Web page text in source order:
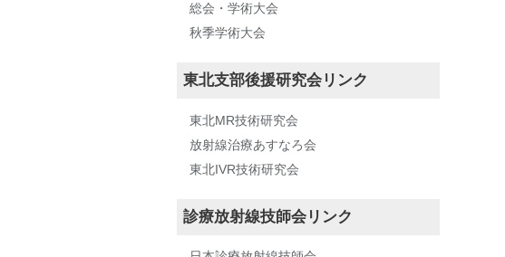
総会・学術大会
秋季学術大会
東北支部後援研究会リンク
東北MR技術研究会
放射線治療あすなろ会
東北IVR技術研究会
診療放射線技師会リンク